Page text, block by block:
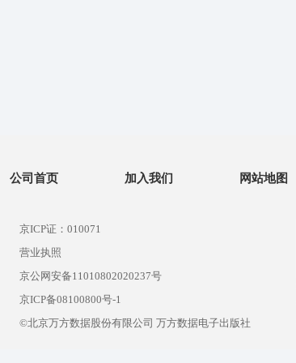
公司首页 加入我们 网站地图
京ICP证：010071
营业执照
京公网安备11010802020237号
京ICP备08100800号-1
©北京万方数据股份有限公司 万方数据电子出版社